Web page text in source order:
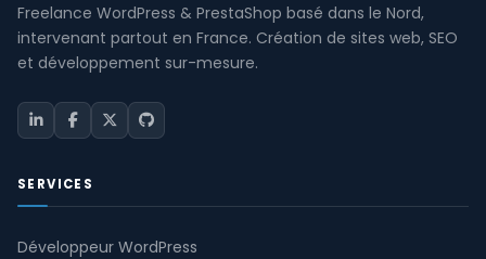
Freelance WordPress & PrestaShop basé dans le Nord,
intervenant partout en France. Création de sites web, SEO
et développement sur-mesure.
SERVICES
Développeur WordPress